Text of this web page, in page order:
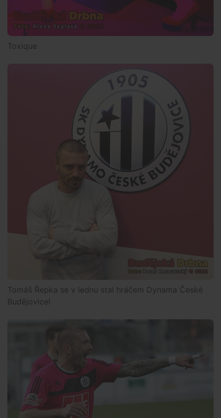
Toxique
Tomáš Řepka se v lednu stal hráčem Dynama České
Budějovice!